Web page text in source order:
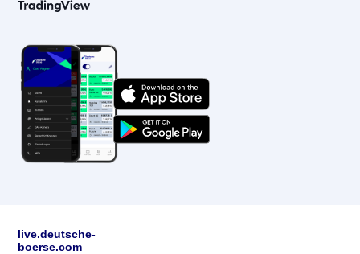
live.deutsche-
boerse.com